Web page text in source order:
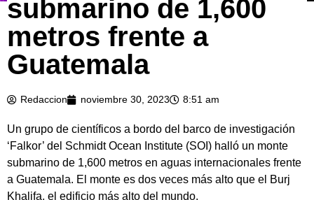
submarino de 1,600
metros frente a
Guatemala
Redaccion noviembre 30, 2023 8:51 am
Un grupo de científicos a bordo del barco de investigación
‘Falkor’ del Schmidt Ocean Institute (SOI) halló un monte
submarino de 1,600 metros en aguas internacionales frente
a Guatemala. El monte es dos veces más alto que el Burj
Khalifa, el edificio más alto del mundo.